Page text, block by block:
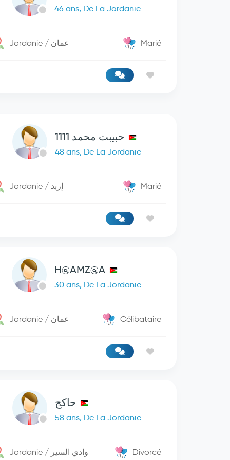
46 ans, De La Jordanie
Jordanie / عمان Marié
حبيبت محمد 1111
48 ans, De La Jordanie
Jordanie / إربد Marié
H@AMZ@A
30 ans, De La Jordanie
Jordanie / عمان Célibataire
حاكج
58 ans, De La Jordanie
Jordanie / وادي السير Divorcé